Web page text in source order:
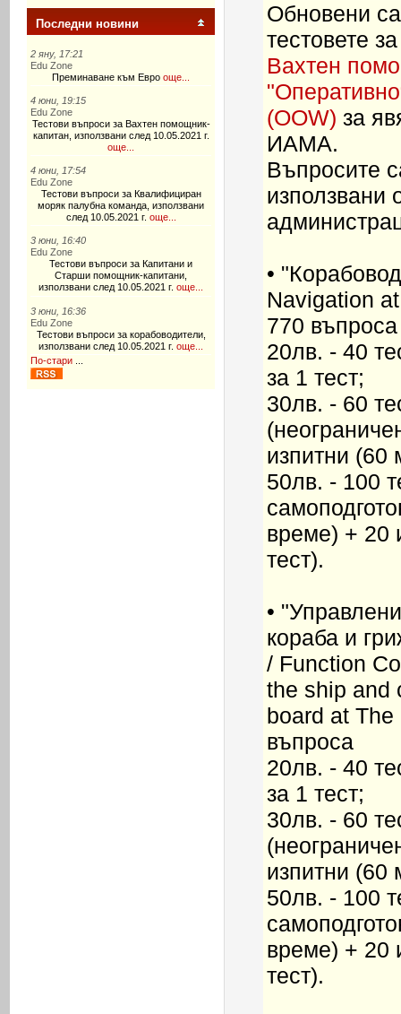
Последни новини
2 яну, 17:21
Edu Zone
Преминаване към Еврооще...
4 юни, 19:15
Edu Zone
Тестови въпроси за Вахтен помощник-
капитан, използвани след 10.05.2021 г.
още...
4 юни, 17:54
Edu Zone
Тестови въпроси за Квалифициран
моряк палубна команда, използвани
след 10.05.2021 г. още...
3 юни, 16:40
Edu Zone
Тестови въпроси за Капитани и
Старши помощник-капитани,
използвани след 10.05.2021 г.още...
3 юни, 16:36
Edu Zone
Тестови въпроси за корабоводители,
използвани след 10.05.2021 г.още...
По-стари
Обновени
тестовете
Вахтен
(OOW)за
ИАМА.
Въпросите
използвани
•
Navigation
770 въпроса
20лв. - 40
за 1 тест;
30лв. - 60
изпитни (60
50лв. - 100
време) + 20
тест).
•
кораба и
/ Function
the ship and
board at
въпроса
20лв. - 40
за 1 тест;
30лв. - 60
изпитни (60
50лв. - 100
време) + 20
тест).